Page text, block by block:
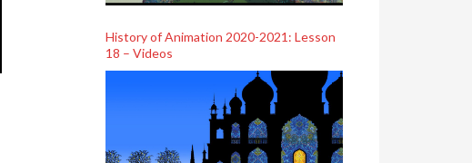
History of Animation 2020-2021: Lesson
18 – Videos